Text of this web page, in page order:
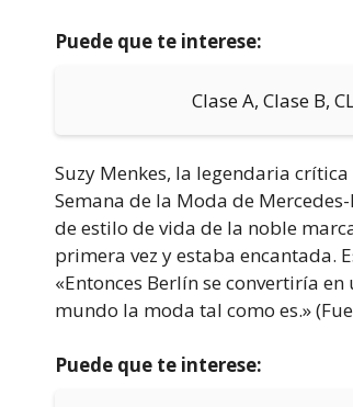
Puede que te interese:
Clase A, Clase B,
Suzy Menkes, la legendaria
Semana de la Moda de
de estilo de vida de la noble
primera vez y estaba encantada.
«Entonces Berlín se convertiría
mundo la moda tal como es.»
Puede que te interese: